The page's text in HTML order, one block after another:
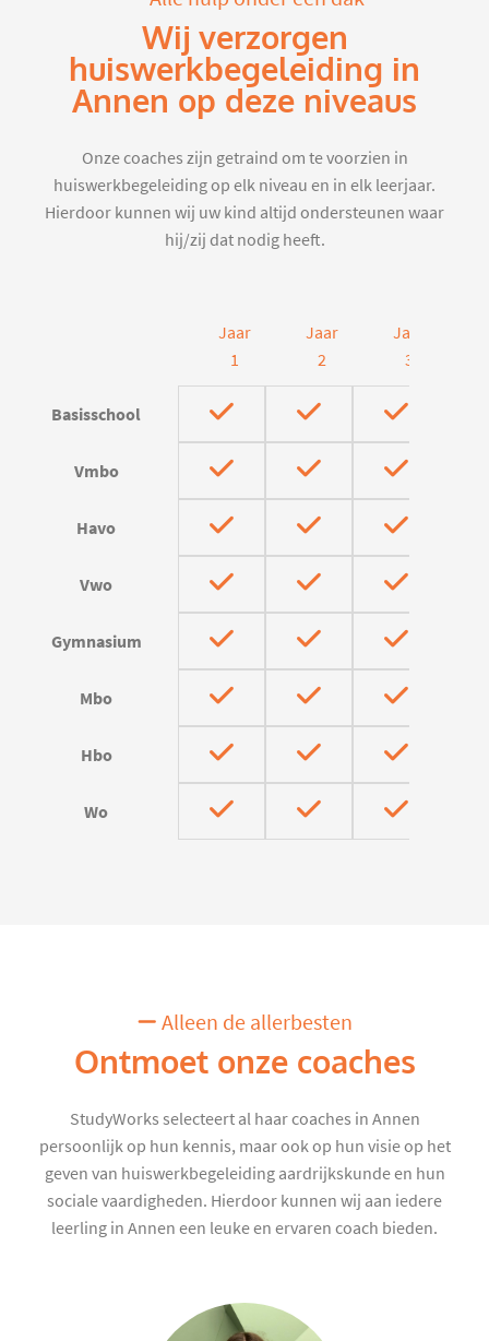
Wij verzorgen
huiswerkbegeleiding in
Annen op deze niveaus
Onze coaches zijn getraind om te voorzien in
huiswerkbegeleiding op elk niveau en in elk leerjaar.
Hierdoor kunnen wij uw kind altijd ondersteunen waar
hij/zij dat nodig heeft.
Jaar
1
Jaar
2
Jaar
3
Basisschool
Vmbo
Havo
Vwo
Gymnasium
Mbo
Hbo
Wo
Alleen de allerbesten
Ontmoet onze coaches
StudyWorks selecteert al haar coaches in Annen
persoonlijk op hun kennis, maar ook op hun visie op het
geven van huiswerkbegeleiding aardrijkskunde en hun
sociale vaardigheden. Hierdoor kunnen wij aan iedere
leerling in Annen een leuke en ervaren coach bieden.